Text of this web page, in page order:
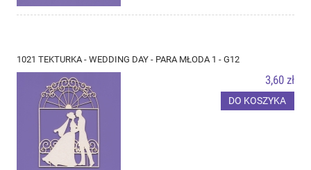
1021 TEKTURKA - WEDDING DAY - PARA MŁODA 1 - G12
3,60 zł
DO KOSZYKA